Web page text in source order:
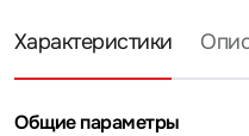
Характеристики
Общие параметры